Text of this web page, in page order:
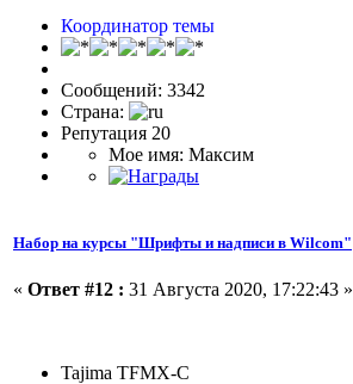
Координатор темы
Сообщений: 3342
Страна:
Репутация 20
Мое имя: Максим
Набор на курсы "Шрифты и надписи в Wilcom"
« Ответ #12 : 31 Августа 2020, 17:22:43 »
Tajima TFMX-C